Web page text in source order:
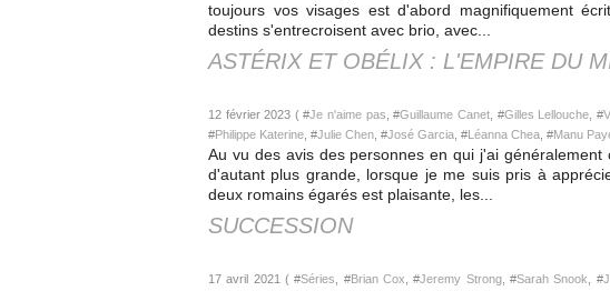
toujours vos visages est d'abord magnifiquement
destins s'entrecroisent avec brio, avec...
ASTÉRIX ET OBÉLIX : L'EMPIRE DU
12 février 2023 ( #Je n'aime pas , #Guillaume Canet, #Gilles Lellouche , #
#Philippe Katerine , #Julie Chen , #José Garcia , #Léanna Chea , #Manu
Au vu des avis des personnes en qui j'ai
d'autant plus grande, lorsque je me suis pris à
deux romains égarés est plaisante, les...
SUCCESSION
17 avril 2021 ( #Séries , #Brian Cox , #Jeremy Strong, #Sarah Snook , #